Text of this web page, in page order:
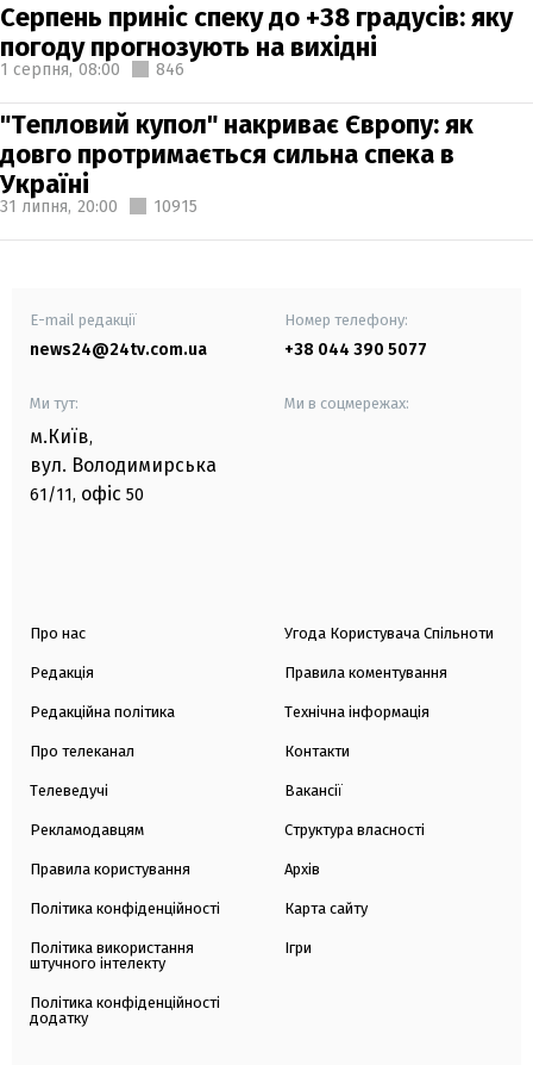
Серпень приніс спеку до +38 градусів: яку
погоду прогнозують на вихідні
1 серпня, 08:00 846
"Тепловий купол" накриває Європу: як
довго протримається сильна спека в
Україні
31 липня, 20:00 10915
E-mail редакції
news24@24tv.com.ua
Номер телефону:
+38 044 390 5077
Ми тут:
м.Київ,
вул. Володимирська
61/11, офіс 50
Ми в соцмережах:
Про нас
Редакція
Редакційна політика
Про телеканал
Телеведучі
Рекламодавцям
Правила користування
Політика конфіденційності
Політика використання
штучного інтелекту
Політика конфіденційності
додатку
Угода Користувача Спільноти
Правила коментування
Технічна інформація
Контакти
Вакансії
Структура власності
Архів
Карта сайту
Ігри